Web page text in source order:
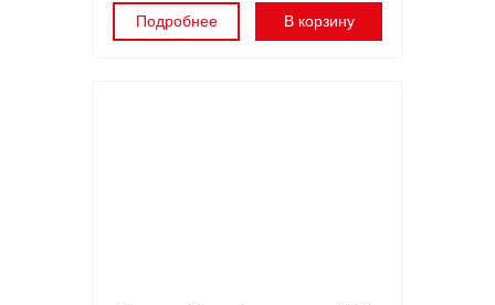
Подробнее В корзину